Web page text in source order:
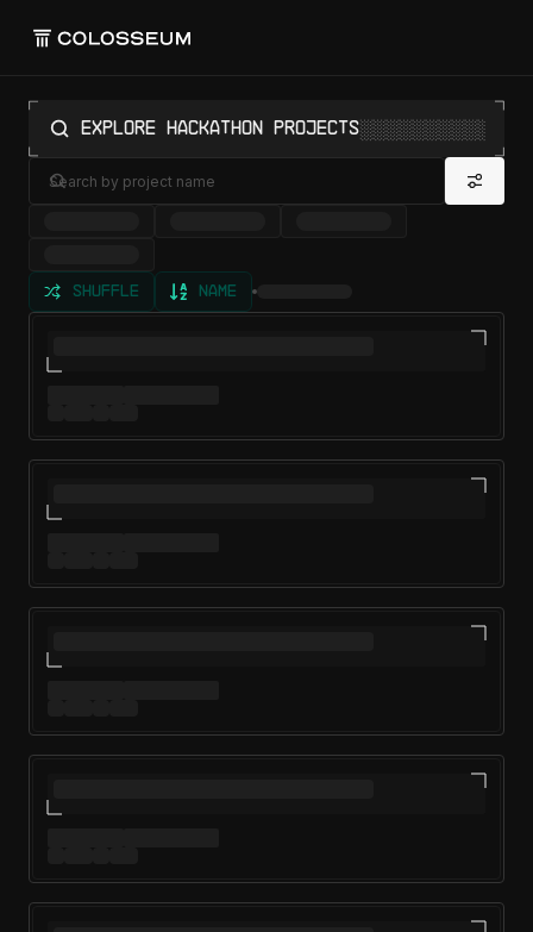
Explore Hackathon Projects
Shuffle Name